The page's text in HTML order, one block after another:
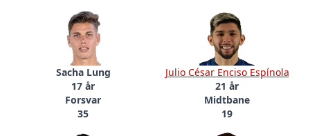
Sacha Lung
17 år
Forsvar
35
Julio César Enciso Espínola
21 år
Midtbane
19